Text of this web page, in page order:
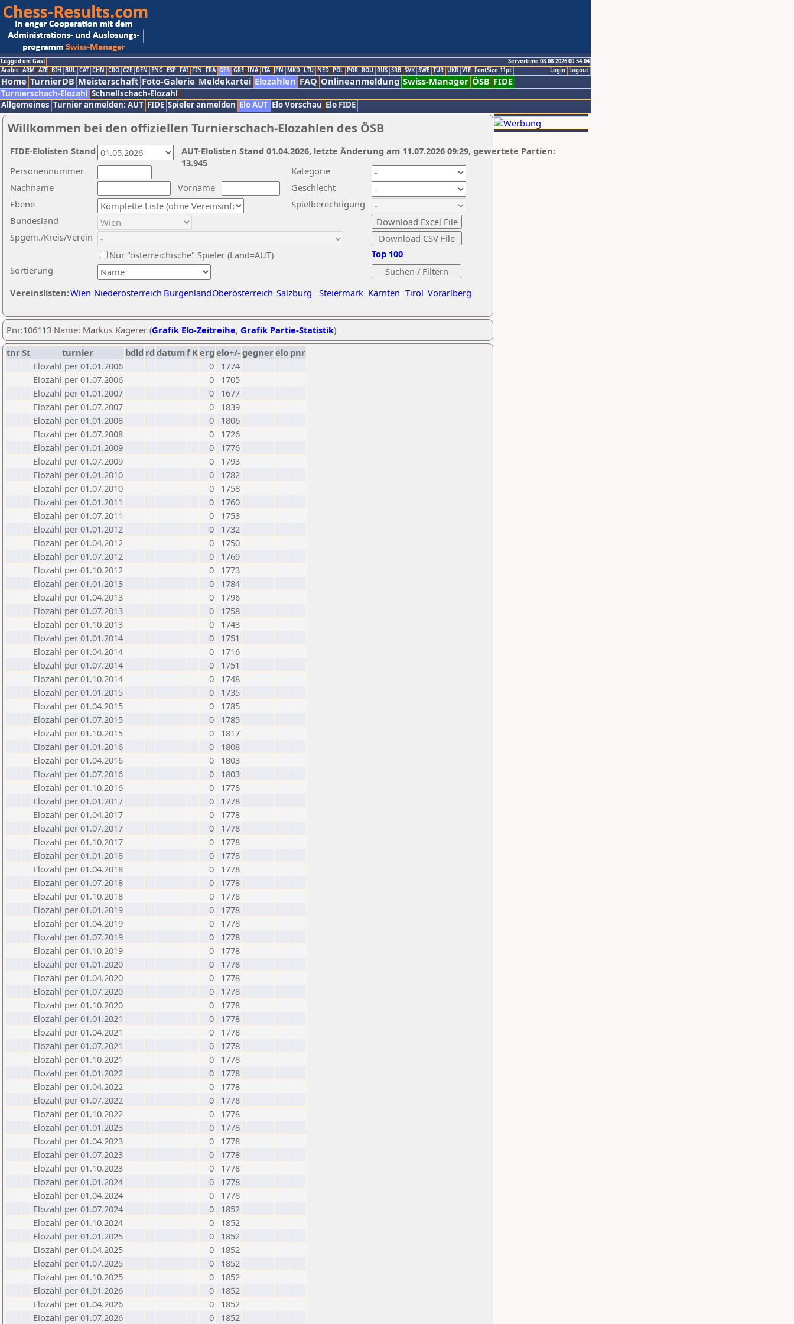
Logged on: Gast
Servertime 08.08.2026 00:54:04
Logout
Login
Arabic ARM AZE BIH BUL CAT CHN CRO CZE DEN ENG ESP FAI FIN FRA GER GRE INA ITA JPN MKD LTU NED POL POR ROU RUS SRB SVK SWE TUR UKR VIE FontSize:11pt
Home TurnierDB Meisterschaft Foto-Galerie Meldekartei Elozahlen FAQ Onlineanmeldung Swiss-Manager ÖSB FIDE
Turnierschach-Elozahl Schnellschach-Elozahl
Allgemeines Turnier anmelden: AUT FIDE Spieler anmelden Elo AUT Elo Vorschau Elo FIDE
Willkommen bei den offiziellen Turnierschach-Elozahlen des ÖSB
Nachname
Vorname
Ebene
Kategorie
Sortierung
Personennummer
Bundesland
Spgem./Kreis/Verein
Geschlecht
Nur "österreichische" Spieler (Land=AUT)
Spielberechtigung
Vereinslisten:Wien Niederösterreich BurgenlandOberösterreich Salzburg Steiermark Kärnten Tirol Vorarlberg
Top 100
AUT-Elolisten Stand 01.04.2026, letzte Änderung am 11.07.2026 09:29, gewertete Partien:
13.945
FIDE-Elolisten Stand
Pnr:106113 Name: Markus Kagerer (Grafik Elo-Zeitreihe, Grafik Partie-Statistik)
tnrSt turnier bdld rd datumf Kerg elo+/-gegnerelo pnr
Elozahl per 01.01.2006
0
1774
Elozahl per 01.07.2006
0
1705
Elozahl per 01.01.2007
0
1677
Elozahl per 01.07.2007
0
1839
Elozahl per 01.01.2008
0
1806
Elozahl per 01.07.2008
0
1726
Elozahl per 01.01.2009
0
1776
Elozahl per 01.07.2009
0
1793
Elozahl per 01.01.2010
0
1782
Elozahl per 01.07.2010
0
1758
Elozahl per 01.01.2011
0
1760
Elozahl per 01.07.2011
0
1753
Elozahl per 01.01.2012
0
1732
Elozahl per 01.04.2012
0
1750
Elozahl per 01.07.2012
0
1769
Elozahl per 01.10.2012
0
1773
Elozahl per 01.01.2013
0
1784
Elozahl per 01.04.2013
0
1796
Elozahl per 01.07.2013
0
1758
Elozahl per 01.10.2013
0
1743
Elozahl per 01.01.2014
0
1751
Elozahl per 01.04.2014
0
1716
Elozahl per 01.07.2014
0
1751
Elozahl per 01.10.2014
0
1748
Elozahl per 01.01.2015
0
1735
Elozahl per 01.04.2015
0
1785
Elozahl per 01.07.2015
0
1785
Elozahl per 01.10.2015
0
1817
Elozahl per 01.01.2016
0
1808
Elozahl per 01.04.2016
0
1803
Elozahl per 01.07.2016
0
1803
Elozahl per 01.10.2016
0
1778
Elozahl per 01.01.2017
0
1778
Elozahl per 01.04.2017
0
1778
Elozahl per 01.07.2017
0
1778
Elozahl per 01.10.2017
0
1778
Elozahl per 01.01.2018
0
1778
Elozahl per 01.04.2018
0
1778
Elozahl per 01.07.2018
0
1778
Elozahl per 01.10.2018
0
1778
Elozahl per 01.01.2019
0
1778
Elozahl per 01.04.2019
0
1778
Elozahl per 01.07.2019
0
1778
Elozahl per 01.10.2019
0
1778
Elozahl per 01.01.2020
0
1778
Elozahl per 01.04.2020
0
1778
Elozahl per 01.07.2020
0
1778
Elozahl per 01.10.2020
0
1778
Elozahl per 01.01.2021
0
1778
Elozahl per 01.04.2021
0
1778
Elozahl per 01.07.2021
0
1778
Elozahl per 01.10.2021
0
1778
Elozahl per 01.01.2022
0
1778
Elozahl per 01.04.2022
0
1778
Elozahl per 01.07.2022
0
1778
Elozahl per 01.10.2022
0
1778
Elozahl per 01.01.2023
0
1778
Elozahl per 01.04.2023
0
1778
Elozahl per 01.07.2023
0
1778
Elozahl per 01.10.2023
0
1778
Elozahl per 01.01.2024
0
1778
Elozahl per 01.04.2024
0
1778
Elozahl per 01.07.2024
0
1852
Elozahl per 01.10.2024
0
1852
Elozahl per 01.01.2025
0
1852
Elozahl per 01.04.2025
0
1852
Elozahl per 01.07.2025
0
1852
Elozahl per 01.10.2025
0
1852
Elozahl per 01.01.2026
0
1852
Elozahl per 01.04.2026
0
1852
Elozahl per 01.07.2026
0 1852